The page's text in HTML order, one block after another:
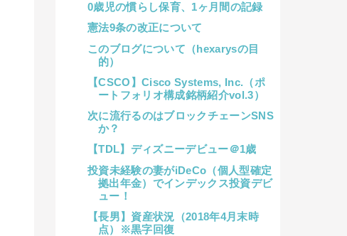
0歳児の慣らし保育、1ヶ月間の記録
憲法9条の改正について
このブログについて（hexarysの目
的）
【CSCO】Cisco Systems, Inc.（ポ
ートフォリオ構成銘柄紹介vol.3）
次に流行るのはブロックチェーンSNS
か？
【TDL】ディズニーデビュー＠1歳
投資未経験の妻がiDeCo（個人型確定
拠出年金）でインデックス投資デビ
ュー！
【長男】資産状況（2018年4月末時
点）※黒字回復